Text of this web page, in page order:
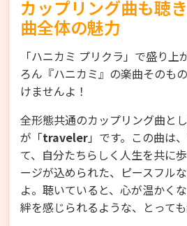
カップリング曲も聴
曲全体の魅力
「ハニカミ プリクラ」で盛り上
ろん『ハニカミ』の楽曲そのも
けませんよ！
全形態共通のカップリング曲と
が「traveler」です。この曲は
て、自分たちらしく人生を共に
ージが込められた、ピースフル
よ。聴いていると、心が温かく
絆を感じられるような、とって